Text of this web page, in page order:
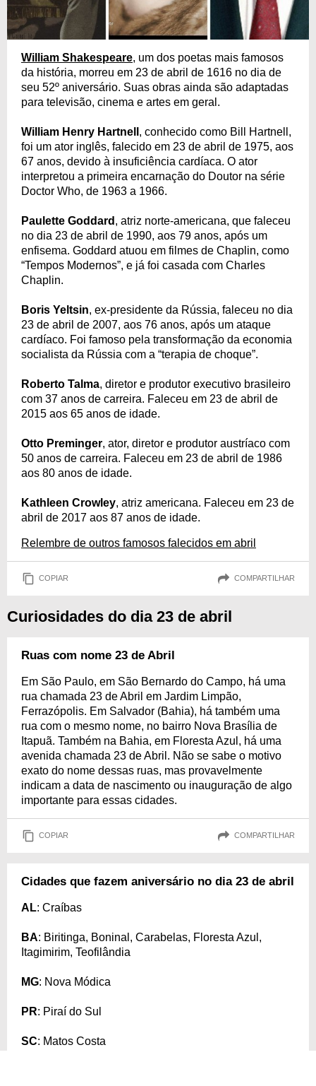
William Shakespeare, um dos poetas mais famosos
da história, morreu em 23 de abril de 1616 no dia de
seu 52º aniversário. Suas obras ainda são adaptadas
para televisão, cinema e artes em geral.
William Henry Hartnell , conhecido como Bill Hartnell,
foi um ator inglês, falecido em 23 de abril de 1975, aos
67 anos, devido à insuficiência cardíaca. O ator
interpretou a primeira encarnação do Doutor na série
Doctor Who, de 1963 a 1966.
Paulette Goddard , atriz norte-americana, que faleceu
no dia 23 de abril de 1990, aos 79 anos, após um
enfisema. Goddard atuou em filmes de Chaplin, como
“Tempos Modernos”, e já foi casada com Charles
Chaplin.
Boris Yeltsin, ex-presidente da Rússia, faleceu no dia
23 de abril de 2007, aos 76 anos, após um ataque
cardíaco. Foi famoso pela transformação da economia
socialista da Rússia com a “terapia de choque”.
Roberto Talma, diretor e produtor executivo brasileiro
com 37 anos de carreira. Faleceu em 23 de abril de
2015 aos 65 anos de idade.
Otto Preminger, ator, diretor e produtor austríaco com
50 anos de carreira. Faleceu em 23 de abril de 1986
aos 80 anos de idade.
Kathleen Crowley, atriz americana. Faleceu em 23 de
abril de 2017 aos 87 anos de idade.
Relembre de outros famosos falecidos em abril
COPIAR COMPARTILHAR
Curiosidades do dia 23 de abril
Ruas com nome 23 de Abril
Em São Paulo, em São Bernardo do Campo, há uma
rua chamada 23 de Abril em Jardim Limpão,
Ferrazópolis. Em Salvador (Bahia), há também uma
rua com o mesmo nome, no bairro Nova Brasília de
Itapuã. Também na Bahia, em Floresta Azul, há uma
avenida chamada 23 de Abril. Não se sabe o motivo
exato do nome dessas ruas, mas provavelmente
indicam a data de nascimento ou inauguração de algo
importante para essas cidades.
COPIAR COMPARTILHAR
Cidades que fazem aniversário no dia 23 de abril
AL: Craíbas
BA: Biritinga, Boninal, Carabelas, Floresta Azul,
Itagimirim, Teofilândia
MG: Nova Módica
PR: Piraí do Sul
SC: Matos Costa